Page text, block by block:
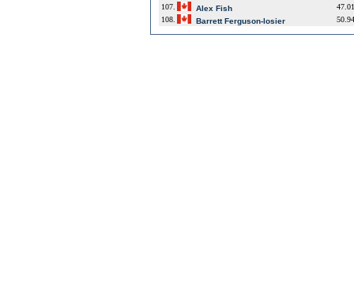
107.
Alex Fish
47.01
108.
Barrett Ferguson-losier 50.94